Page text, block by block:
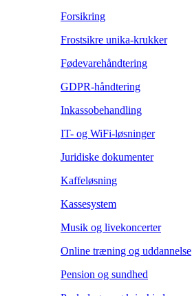
Forsikring
Frostsikre unika-krukker
Fødevarehåndtering
GDPR-håndtering
Inkassobehandling
IT- og WiFi-løsninger
Juridiske dokumenter
Kaffeløsning
Kassesystem
Musik og livekoncerter
Online træning og uddannelse
Pension og sundhed